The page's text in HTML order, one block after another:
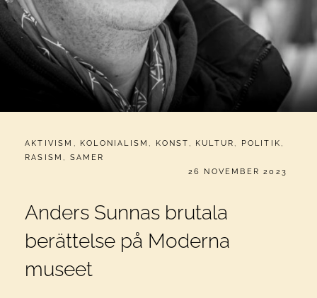
CATEGORIES:
AKTIVISM , KOLONIALISM , KONST , KULTUR , POLITIK ,
RASISM , SAMER
PUBLICERAT
26 NOVEMBER 2023
Anders Sunnas brutala
berättelse på Moderna
museet